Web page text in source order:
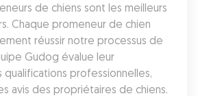
de chiens sont les meilleurs
Chaque promeneur de chien
réussir notre processus de
Gudog évalue leur
qualifications professionnelles,
avis des propriétaires de chiens.